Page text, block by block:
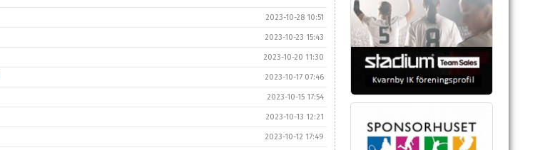
2023-10-28 10:51
2023-10-23 15:43
2023-10-20 11:30
2023-10-17 07:46
2023-10-15 17:54
2023-10-13 12:21
2023-10-12 17:49